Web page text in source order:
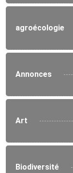
agroécologie
Annonces
Art
Biodiversité